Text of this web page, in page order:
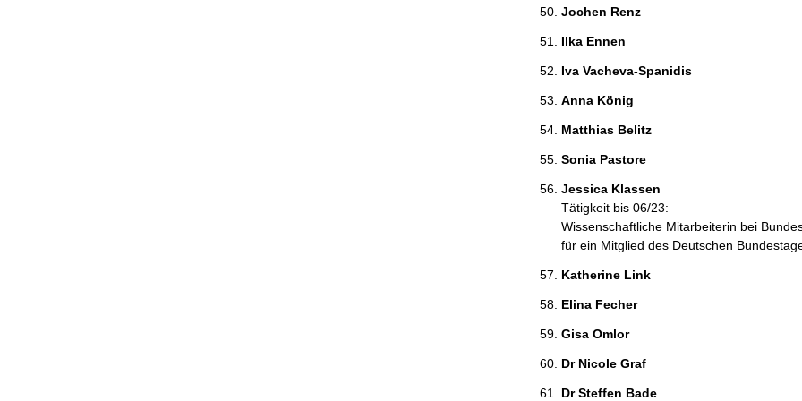
Jochen Renz
Ilka Ennen
Iva Vacheva-Spanidis
Anna König
Matthias Belitz
Sonia Pastore
Jessica Klassen
Tätigkeit bis 06/23:
Wissenschaftliche Mitarbeiterin bei
für ein Mitglied des Deutschen
Katherine Link
Elina Fecher
Gisa Omlor
Dr Nicole Graf
Dr Steffen Bade